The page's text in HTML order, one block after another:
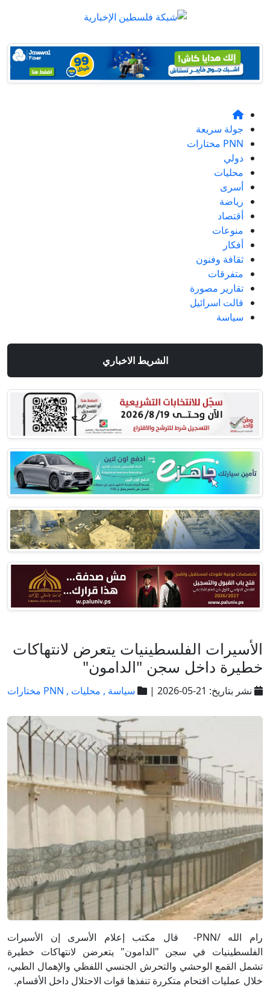
جولة سريعة
PNN مختارات
دولي
محليات
أسرى
رياضة
أقتصاد
منوعات
أفكار
ثقافة وفنون
متفرقات
تقارير مصورة
قالت اسرائيل
سياسة
الشريط الاخباري
الأسيرات الفلسطينيات يتعرض لانتهاكات
خطيرة داخل سجن "الدامون"
نشر بتاريخ: 21-05-2026 | سياسة , محليات , PNN مختارات
رام الله /PNN- قال مكتب إعلام الأسرى إن الأسيرات
الفلسطينيات في سجن "الدامون" يتعرضن لانتهاكات خطيرة
تشمل القمع الوحشي والتحرش الجنسي اللفظي والإهمال الطبي،
خلال عمليات اقتحام متكررة تنفذها قوات الاحتلال داخل الأقسام.